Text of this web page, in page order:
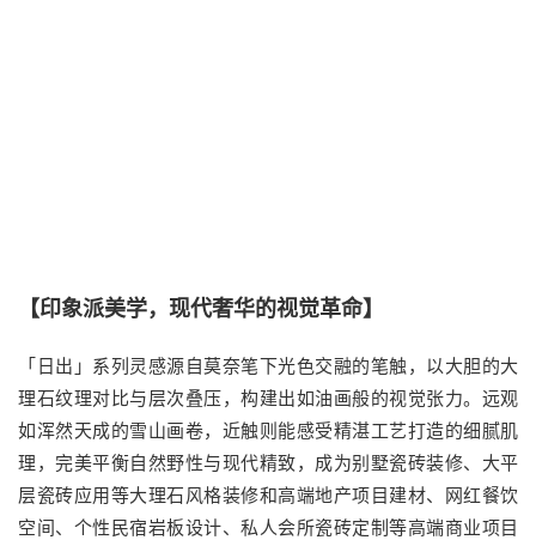
【印象派美学，现代奢华的视觉革命】
「日出」系列灵感源自莫奈笔下光色交融的笔触，以大胆的大
理石纹理对比与层次叠压，构建出如油画般的视觉张力。远观
如浑然天成的雪山画卷，近触则能感受精湛工艺打造的细腻肌
理，完美平衡自然野性与现代精致，成为别墅瓷砖装修、大平
层瓷砖应用等大理石风格装修和高端地产项目建材、网红餐饮
空间、个性民宿岩板设计、私人会所瓷砖定制等高端商业项目